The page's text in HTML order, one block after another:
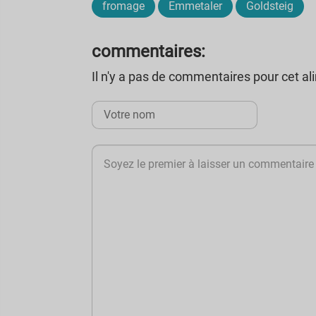
fromage Emmetaler Goldsteig
commentaires:
Il n'y a pas de commentaires pour cet